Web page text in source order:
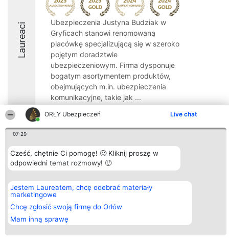
ORŁY Ubezpieczeń Live chat
07:29
Cześć, chętnie Ci pomogę! 🙂 Kliknij proszę w
odpowiedni temat rozmowy! 🙂
Jestem Laureatem, chcę odebrać materiały
marketingowe
Chcę zgłosić swoją firmę do Orłów
Mam inną sprawę
Laureaci
Ubezpieczenia Justyna Budziak w
Gryficach stanowi renomowaną
placówkę specjalizującą się w szeroko
pojętym doradztwie
ubezpieczeniowym. Firma dysponuje
bogatym asortymentem produktów,
obejmujących m.in. ubezpieczenia
komunikacyjne, takie jak ...
9.5
Organizator plebiscytu
Bright Side Solutions sp. z o.
o. sp. k.
Wrocław 50-079
KRS 0000749100 | Regon
381313360 | NIP 8943132676
+48 508 492 400
Plebiscyt
Laureaci
Lista
Laureatów
Zasady
Polityka
Kontakt